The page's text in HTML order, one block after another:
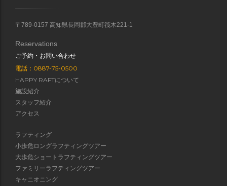
〒789-0157 高知県長岡郡大豊町筏木221-1
Reservations
ご予約・お問い合わせ
電話：0887-75-0500
HAPPY RAFTについて
施設紹介
スタッフ紹介
アクセス
ラフティング
小歩危ロングラフティングツアー
大歩危ショートラフティングツアー
ファミリーラフティングツアー
キャニオニング